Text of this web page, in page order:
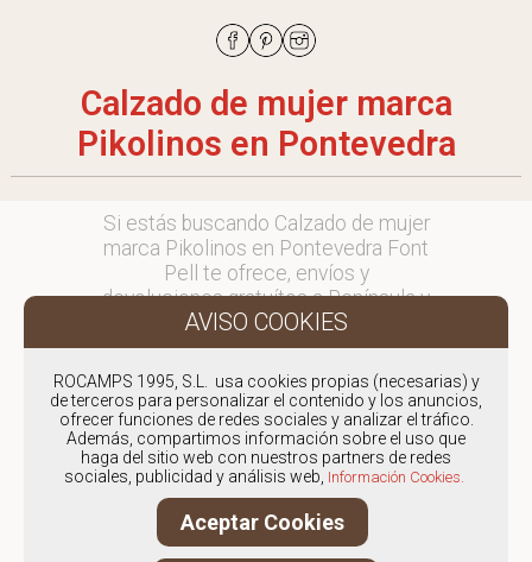
Calzado de mujer marca
Pikolinos en Pontevedra
Si estás buscando Calzado de mujer
marca Pikolinos en Pontevedra Font
Pell te ofrece, envíos y
devoluciones gratuítos a Península y
Baleares, para otros destinos
consultar
en comercial@fontpell.com.
Los envíos a Pontevedra
gestionados entre semana se
entregarán en menos de 48 horas;
los pedidos realizados en fin de
semana, el producto se enviará a
partir del lunes.
ROCAMPS 1995, S.L. usa cookies propias (necesarias) y
de terceros para personalizar el contenido y los anuncios,
ofrecer funciones de redes sociales y analizar el tráfico.
Además, compartimos información sobre el uso que
haga del sitio web con nuestros partners de redes
sociales, publicidad y análisis web, Información Cookies.
Aceptar Cookies